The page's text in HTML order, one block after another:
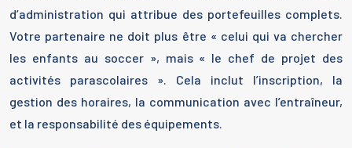
d’administration qui attribue des portefeuilles complets.
Votre partenaire ne doit plus être « celui qui va chercher
les enfants au soccer », mais « le chef de projet des
activités parascolaires ». Cela inclut l’inscription, la
gestion des horaires, la communication avec l’entraîneur,
et la responsabilité des équipements.